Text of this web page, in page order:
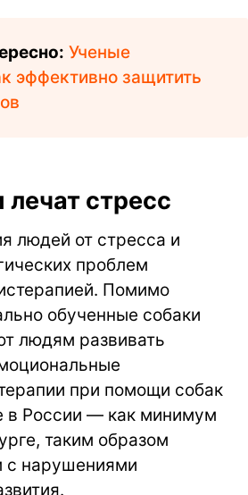
Ученые
эффективно защитить
стресс
людей от стресса и
проблем
Помимо
обученные собаки
людям развивать
при помощи собак
в России — как минимум
таким образом
с нарушениями